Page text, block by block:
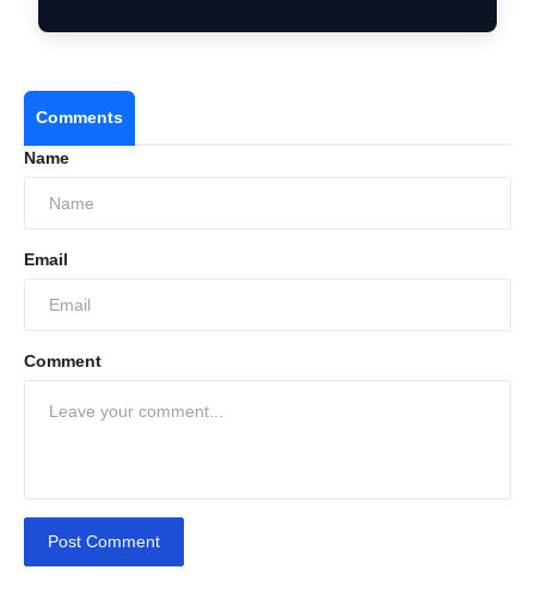
Comments
Name
Email
Comment
Post Comment